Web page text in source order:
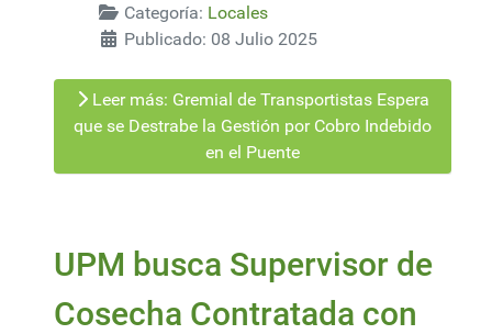
Categoría: Locales
Publicado: 08 Julio 2025
Leer más: Gremial de Transportistas Espera
que se Destrabe la Gestión por Cobro Indebido
en el Puente
UPM busca Supervisor de
Cosecha Contratada con